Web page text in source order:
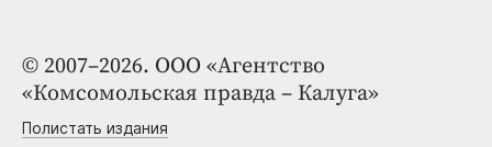
© 2007–2026. ООО «Агентство
«Комсомольская правда – Калуга»
Полистать издания